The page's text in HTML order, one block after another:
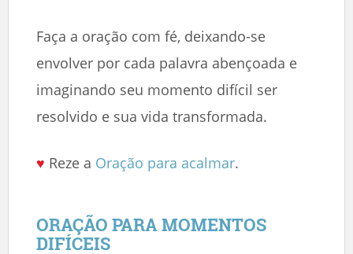
Faça a oração com fé, deixando-se
envolver por cada palavra abençoada e
imaginando seu momento difícil ser
resolvido e sua vida transformada.
♥ Reze a Oração para acalmar.
ORAÇÃO PARA MOMENTOS
DIFÍCEIS